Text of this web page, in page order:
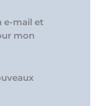
e-mail et
mon